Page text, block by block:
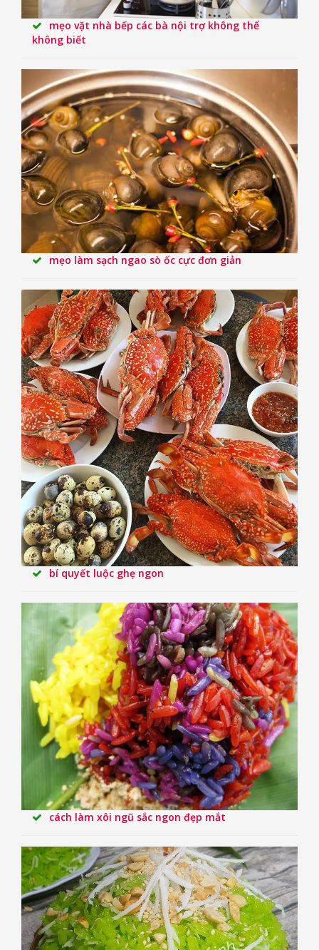
mẹo vặt nhà bếp các bà nội trợ không thể
không biết
mẹo làm sạch ngao sò ốc cực đơn giản
bí quyết luộc ghẹ ngon
cách làm xôi ngũ sắc ngon đẹp mắt